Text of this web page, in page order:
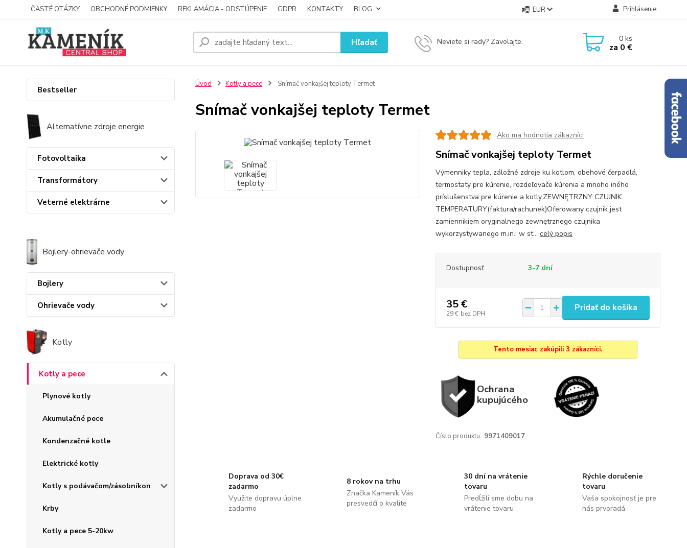
ČASTÉ OTÁZKY OBCHODNÉ PODMIENKY REKLAMÁCIA - ODSTÚPENIE GDPR KONTAKTY BLOG EUR Prihlásenie
Hľadať Neviete si rady? Zavolajte. 0ks
za 0 €
Bestseller
Alternatívne zdroje energie
Fotovoltaika
Transformátory
Veterné elektrárne
Bojlery-ohrievače vody
Bojlery
Ohrievače vody
Kotly
Kotly a pece
Plynové kotly
Akumulačné pece
Kondenzačné kotle
Elektrické kotly
Kotly s podávačom/zásobníkon
Krby
Kotly a pece 5-20kw
Úvod Kotly a pece Snímač vonkajšej teploty Termet
Snímač vonkajšej teploty Termet
Ako ma hodnotia zákazníci
Snímač vonkajšej teploty Termet
Výmenniky tepla, záložné zdroje ku kotlom, obehové čerpadlá,
termostaty pre kúrenie, rozdeľovače kúrenia a mnoho iného
príslušenstva pre kúrenie a kotly.ZEWNĘTRZNY CZUJNIK
TEMPERATURY(faktura/rachunek)Oferowany czujnik jest
zamiennikiem oryginalnego zewnętrznego czujnika
wykorzystywanego m.in.: w st... celý popis
Dostupnosť 3-7 dní
35 €
29 € bez DPH
Pridať do košíka
Tento mesiac zakúpili 3 zákazníci.
Ochrana
kupujúcého
Číslo produktu: 9971409017
Doprava od 30€
zadarmo
Využite dopravu úplne
zadarmo
8 rokov na trhu
Značka Kameník Vás
presvedčí o kvalite
30 dní na vrátenie
tovaru
Predĺžili sme dobu na
vrátenie tovaru
Rýchle doručenie
tovaru
Vaša spokojnosť je pre
nás prvoradá